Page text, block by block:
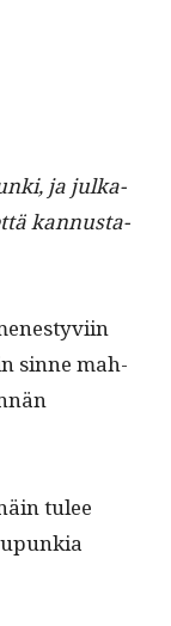
ja julka­
kan­nus­ta­
sinne mah­
tulee